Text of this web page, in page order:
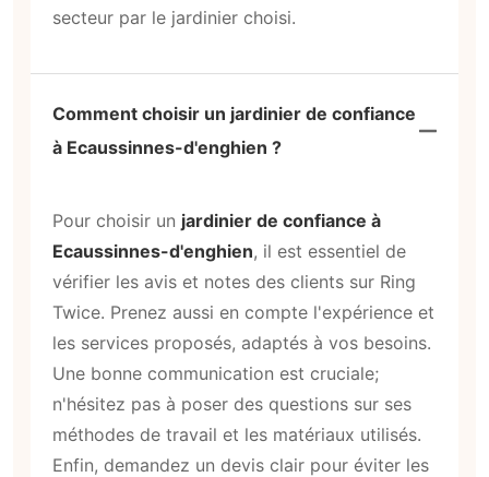
secteur par le jardinier choisi.
Comment choisir un jardinier de confiance
à Ecaussinnes-d'enghien ?
Pour choisir un jardinier de confiance à
Ecaussinnes-d'enghien, il est essentiel de
vérifier les avis et notes des clients sur Ring
Twice. Prenez aussi en compte l'expérience et
les services proposés, adaptés à vos besoins.
Une bonne communication est cruciale;
n'hésitez pas à poser des questions sur ses
méthodes de travail et les matériaux utilisés.
Enfin, demandez un devis clair pour éviter les